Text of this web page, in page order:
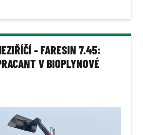
- FARESIN 7.45:
V BIOPLYNOVÉ